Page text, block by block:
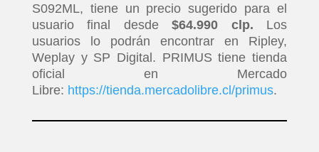
S092ML, tiene un precio sugerido para el
usuario final desde$64.990 clp. Los
usuarios lo podrán encontrar en Ripley,
Weplay y SP Digital. PRIMUS tiene tienda
oficial en Mercado
Libre: https://tienda.mercadolibre.cl/primus.